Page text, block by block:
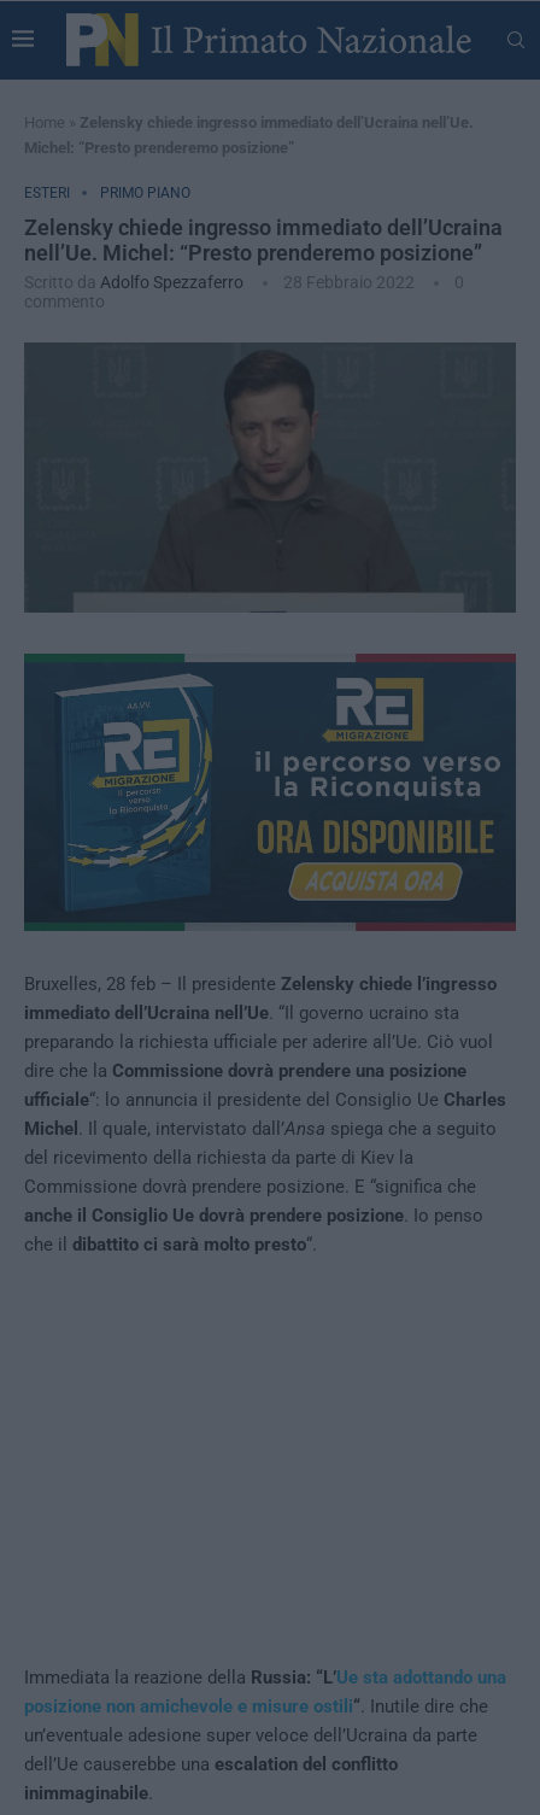
Home » Zelensky chiede ingresso immediato dell’Ucraina nell’Ue.
Michel: “Presto prenderemo posizione”
ESTERI PRIMO PIANO
Zelensky chiede ingresso immediato dell’Ucraina
nell’Ue. Michel: “Presto prenderemo posizione”
Scritto da Adolfo Spezzaferro 28 Febbraio 2022
0
commento
Bruxelles, 28 feb – Il presidente Zelensky chiede l’ingresso
immediato dell’Ucraina nell’Ue. “Il governo ucraino sta
preparando la richiesta ufficiale per aderire all’Ue. Ciò vuol
dire che la Commissione dovrà prendere una posizione
ufficiale“: lo annuncia il presidente del Consiglio Ue Charles
Michel . Il quale, intervistato dall’Ansa spiega che a seguito
del ricevimento della richiesta da parte di Kiev la
Commissione dovrà prendere posizione. E “significa che
anche il Consiglio Ue dovrà prendere posizione. Io penso
che il dibattito ci sarà molto presto“.
Immediata la reazione della Russia: “L’Ue sta adottando una
posizione non amichevole e misure ostili“. Inutile dire che
un’eventuale adesione super veloce dell’Ucraina da parte
dell’Ue causerebbe una escalation del conflitto
inimmaginabile.